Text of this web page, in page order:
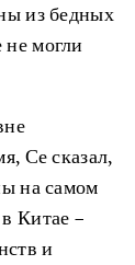
из бедных
могли
Се сказал,
на самом
Китае –
и